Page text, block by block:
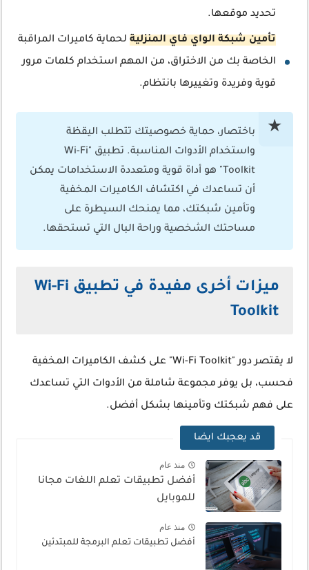
تحديد موقعها.
تأمين شبكة الواي فاي المنزلية لحماية كاميرات المراقبة
الخاصة بك من الاختراق، من المهم استخدام كلمات مرور
قوية وفريدة وتغييرها بانتظام.
باختصار، حماية خصوصيتك تتطلب اليقظة
واستخدام الأدوات المناسبة. تطبيق "Wi-Fi
Toolkit" هو أداة قوية ومتعددة الاستخدامات يمكن
أن تساعدك في اكتشاف الكاميرات المخفية
وتأمين شبكتك، مما يمنحك السيطرة على
مساحتك الشخصية وراحة البال التي تستحقها.
ميزات أخرى مفيدة في تطبيق Wi-Fi
Toolkit
لا يقتصر دور "Wi-Fi Toolkit" على كشف الكاميرات المخفية
فحسب، بل يوفر مجموعة شاملة من الأدوات التي تساعدك
على فهم شبكتك وتأمينها بشكل أفضل.
قد يعجبك ايضا
منذ عام
أفضل تطبيقات تعلم اللغات مجانا
للموبايل
منذ عام
أفضل تطبيقات تعلم البرمجة للمبتدئين